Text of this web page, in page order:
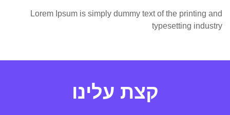
Lorem Ipsum is simply dummy text of the printing and
typesetting industry
קצת עלינו